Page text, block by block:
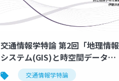
交通情報学特論 第2回「地理情報
システム(GIS)と時空間データベ
ース 1」講師：伊藤昌毅
交通情報学特論